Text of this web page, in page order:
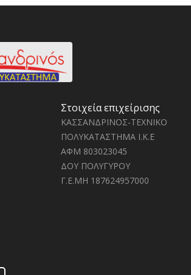
Στοιχεία επιχείρισης
ΚΑΣΣΑΝΔΡΙΝΟΣ-ΤΕΧΝΙΚΟ
ΠΟΛΥΚΑΤΑΣΤΗΜΑ Ι.Κ.Ε
ΑΦΜ 803023045
ΔΟΥ ΠΟΛΥΓΥΡΟΥ
Γ.Ε.ΜΗ 187624957000